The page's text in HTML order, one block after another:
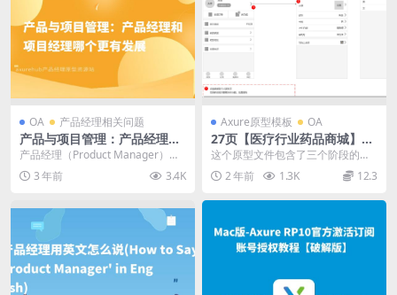
OA 产品经理相关问题
产品与项目管理：产品经理和
项目经理哪个更有发展
产品经理（Product Manager）和
项目经理（Project Manag...
3 年前 3.4K
Axure原型模板 OA
27页【医疗行业药品商城】原
型Axure原型模板rp源文件下
这个原型文件包含了三个阶段的设
计内容：第一期、第二期和第三
期。每个阶段都包括了前...
2 年前 1.3K 12.3